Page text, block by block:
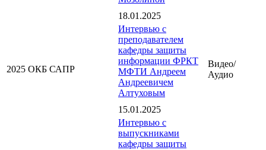
18.01.2025
2025 ОКБ САПР
Интервью с
преподавателем
кафедры защиты
информации ФРКТ
МФТИ Андреем
Андреевичем
Алтуховым
15.01.2025
Видео/
Аудио
Интервью с
выпускниками
кафедры защиты